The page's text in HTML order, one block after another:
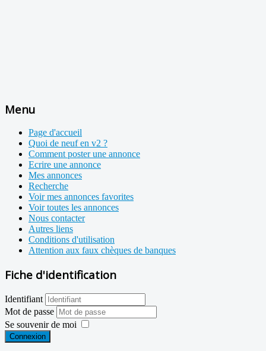
Menu
Page d'accueil
Quoi de neuf en v2 ?
Comment poster une annonce
Ecrire une annonce
Mes annonces
Recherche
Voir mes annonces favorites
Voir toutes les annonces
Nous contacter
Autres liens
Conditions d'utilisation
Attention aux faux chèques de banques
Fiche d'identification
Identifiant
Mot de passe
Se souvenir de moi
Connexion